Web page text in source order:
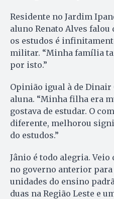
Residente no Jardim
aluno Renato Alves falou
os estudos é
militar. “Minha família
por isto.”
Opinião igual à de Dinair
aluna. “Minha filha era
gostava de estudar. O
diferente, melhorou
do estudos.”
Jânio é todo alegria.
no governo anterior para
unidades do ensino
duas na Região Leste e